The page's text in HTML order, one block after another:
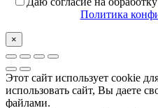
Политика
×
Этот сайт использует cookie
использовать сайт, Вы даете
файлами.